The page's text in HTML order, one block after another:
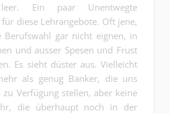
Ein paar Unentwegte
diese Lehrangebote. Oft jene,
Berufswahl gar nicht eignen, in
und ausser Spesen und Frust
Es sieht düster aus. Vielleicht
als genug Banker, die uns
zu Verfügung stellen, aber keine
die überhaupt noch in der